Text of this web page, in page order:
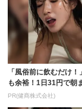
「風俗前に飲むだけ
も余裕！1日31円で朝
PR(健商株式会社)